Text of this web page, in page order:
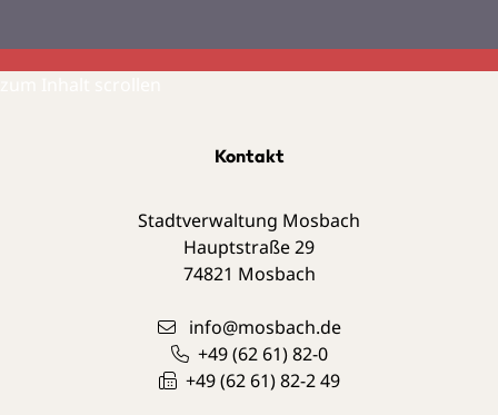
Kontakt
Stadtverwaltung Mosbach
Hauptstraße 29
74821 Mosbach
info@mosbach.de
+49 (62 61) 82-0
+49 (62 61) 82-2 49